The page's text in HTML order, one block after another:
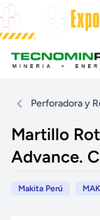
Perforadora y
Martillo
Advance.
Makita Perú